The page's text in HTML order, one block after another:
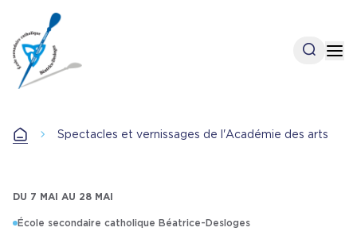
contenu
principal
Open
AccueilSpectacles et vernissages de l'Académie des arts
DU 7 MAI AU 28 MAI
École secondaire catholique Béatrice-Desloges